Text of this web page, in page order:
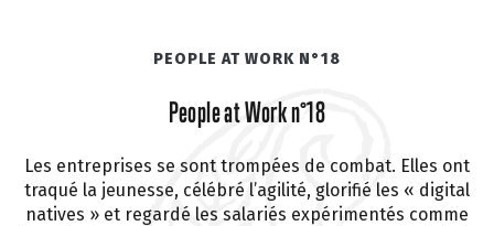
PEOPLE AT WORK N°18
People at Work n°18
Les entreprises se sont trompées de combat. Elles ont
traqué la jeunesse, célébré l’agilité, glorifié les « digital
natives » et regardé les salariés expérimentés comme